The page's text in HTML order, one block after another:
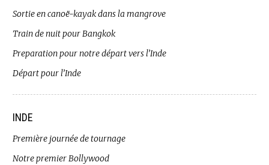
Sortie en canoë-kayak dans la mangrove
Train de nuit pour Bangkok
Preparation pour notre départ vers l’Inde
Départ pour l’Inde
INDE
Première journée de tournage
Notre premier Bollywood